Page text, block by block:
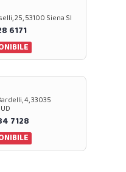
25, 53100 Siena SI
6171
4, 33035
7128